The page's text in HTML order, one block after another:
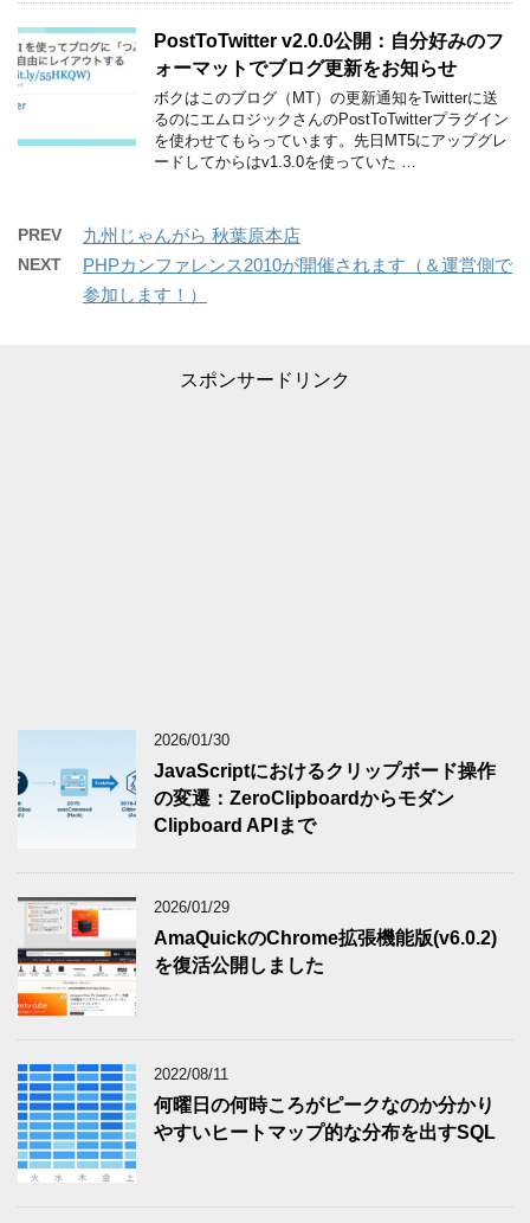
PostToTwitter v2.0.0公開：自分好みのフ
ォーマットでブログ更新をお知らせ
ボクはこのブログ（MT）の更新通知をTwitterに送
るのにエムロジックさんのPostToTwitterプラグイン
を使わせてもらっています。先日MT5にアップグレ
ードしてからはv1.3.0を使っていた …
PREV 九州じゃんがら 秋葉原本店
NEXT
PHPカンファレンス2010が開催されます（＆運営側で
参加します！）
スポンサードリンク
2026/01/30
JavaScriptにおけるクリップボード操作
の変遷：ZeroClipboardからモダン
Clipboard APIまで
2026/01/29
AmaQuickのChrome拡張機能版(v6.0.2)
を復活公開しました
2022/08/11
何曜日の何時ころがピークなのか分かり
やすいヒートマップ的な分布を出すSQL